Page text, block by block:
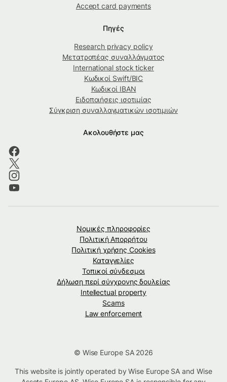
Accept card payments
Πηγές
Research privacy policy
Μετατροπέας συναλλάγματος
International stock ticker
Κωδικοί Swift/BIC
Κωδικοί IBAN
Ειδοποιήσεις ισοτιμίας
Σύγκριση συναλλαγματικών ισοτιμιών
Ακολουθήστε μας
Νομικές πληροφορίες
Πολιτική Απορρήτου
Πολιτική χρήσης Cookies
Καταγγελίες
Τοπικοί σύνδεσμοι
Δήλωση περί σύγχρονης δουλείας
Intellectual property
Scams
Law enforcement
© Wise Europe SA 2026
This website is jointly operated by Wise Europe SA and Wise